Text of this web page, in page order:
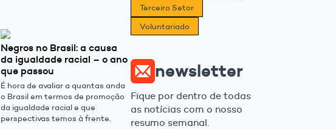
Negros no Brasil: a causa
da igualdade racial – o ano
que passou
É hora de avaliar a quantas anda
o Brasil em termos de promoção
da igualdade racial e que
perspectivas temos à frente.
Terceiro Setor
Voluntariado
newsletter
Fique por dentro de todas
as notícias com o nosso
resumo semanal.